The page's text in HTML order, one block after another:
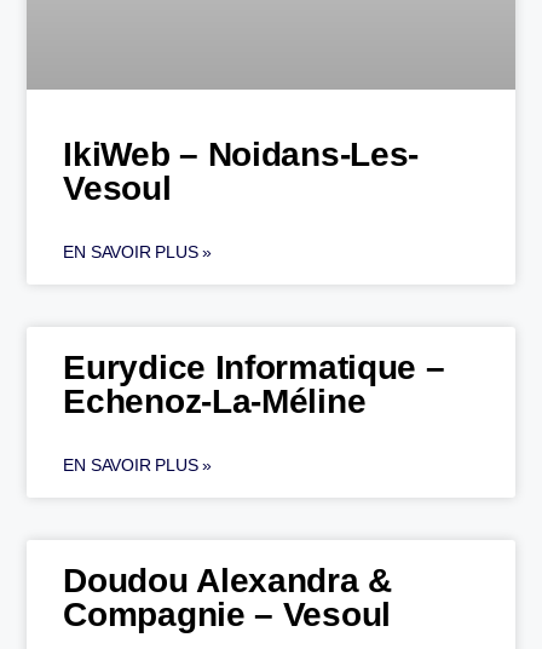
IkiWeb – Noidans-Les-
Vesoul
EN SAVOIR PLUS »
Eurydice Informatique –
Echenoz-La-Méline
EN SAVOIR PLUS »
Doudou Alexandra &
Compagnie – Vesoul